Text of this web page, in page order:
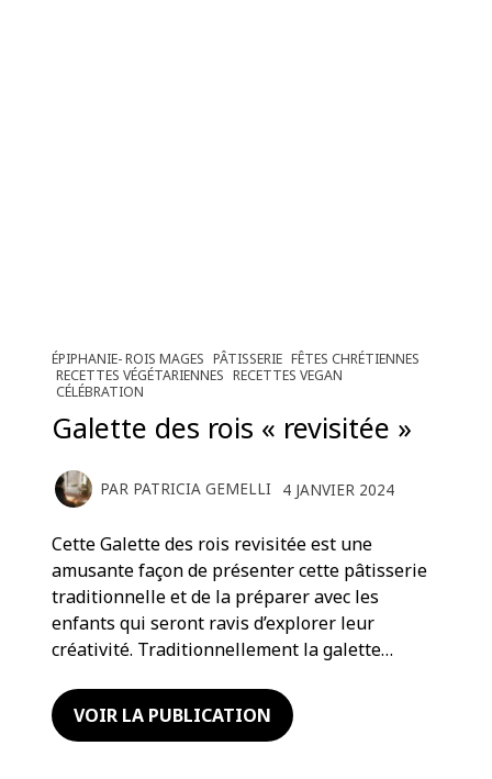
ÉPIPHANIE- ROIS MAGES PÂTISSERIE FÊTES CHRÉTIENNES
RECETTES VÉGÉTARIENNES RECETTES VEGAN
CÉLÉBRATION
Galette des rois « revisitée »
PAR PATRICIA GEMELLI 4 JANVIER 2024
Cette Galette des rois revisitée est une
amusante façon de présenter cette pâtisserie
traditionnelle et de la préparer avec les
enfants qui seront ravis d’explorer leur
créativité. Traditionnellement la galette…
VOIR LA PUBLICATION